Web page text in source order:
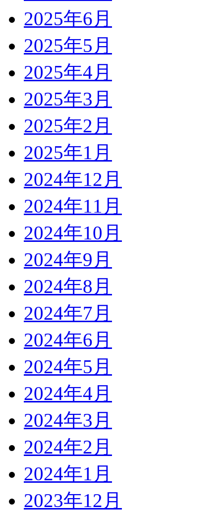
2025年6月
2025年5月
2025年4月
2025年3月
2025年2月
2025年1月
2024年12月
2024年11月
2024年10月
2024年9月
2024年8月
2024年7月
2024年6月
2024年5月
2024年4月
2024年3月
2024年2月
2024年1月
2023年12月